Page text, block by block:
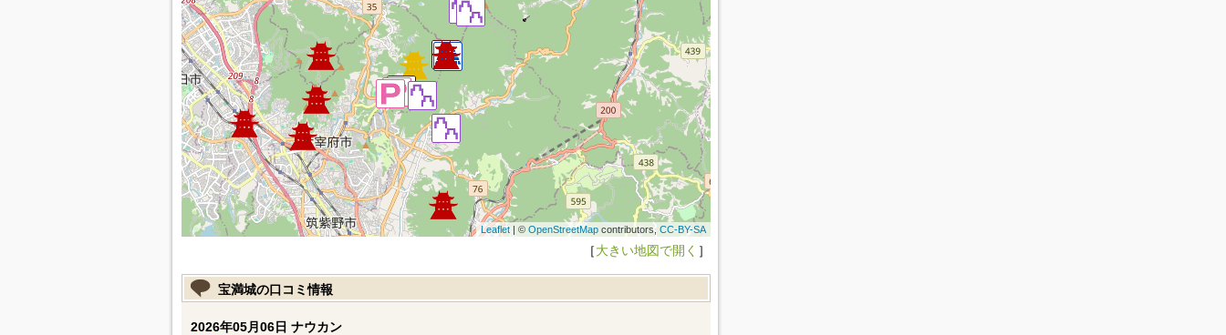
Leaflet| © OpenStreetMapcontributors, CC-BY-SA
［大きい地図で開く ］
宝満城の口コミ情報
2026年05月06日 ナウカン